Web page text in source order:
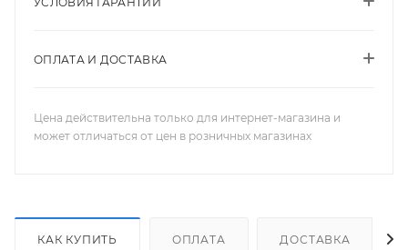
ОПЛАТА И ДОСТАВКА
Цена действительна только для интернет-магазина и
может отличаться от цен в розничных магазинах
КАК КУПИТЬ ОПЛАТА ДОСТАВКА